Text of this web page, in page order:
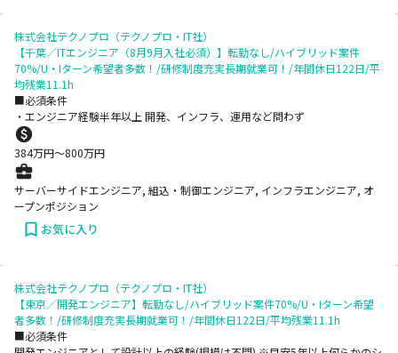
株式会社テクノプロ（テクノプロ・IT社）
【千葉／ITエンジニア（8月9月入社必須）】転勤なし/ハイブリッド案件
70%/U・Iターン希望者多数！/研修制度充実長期就業可！/年間休日122日/平
均残業11.1h
■必須条件
・エンジニア経験半年以上 開発、インフラ、運用など問わず
384万円〜800万円
サーバーサイドエンジニア, 組込・制御エンジニア, インフラエンジニア, オ
ープンポジション
お気に入り
株式会社テクノプロ（テクノプロ・IT社）
【東京／開発エンジニア】転勤なし/ハイブリッド案件70%/U・Iターン希望
者多数！/研修制度充実長期就業可！/年間休日122日/平均残業11.1h
■必須条件